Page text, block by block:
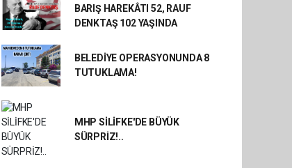
BARIŞ HAREKÂTI 52, RAUF
DENKTAŞ 102 YAŞINDA
BELEDİYE OPERASYONUNDA 8
TUTUKLAMA!
MHP SİLİFKE'DE BÜYÜK
SÜRPRİZ!..